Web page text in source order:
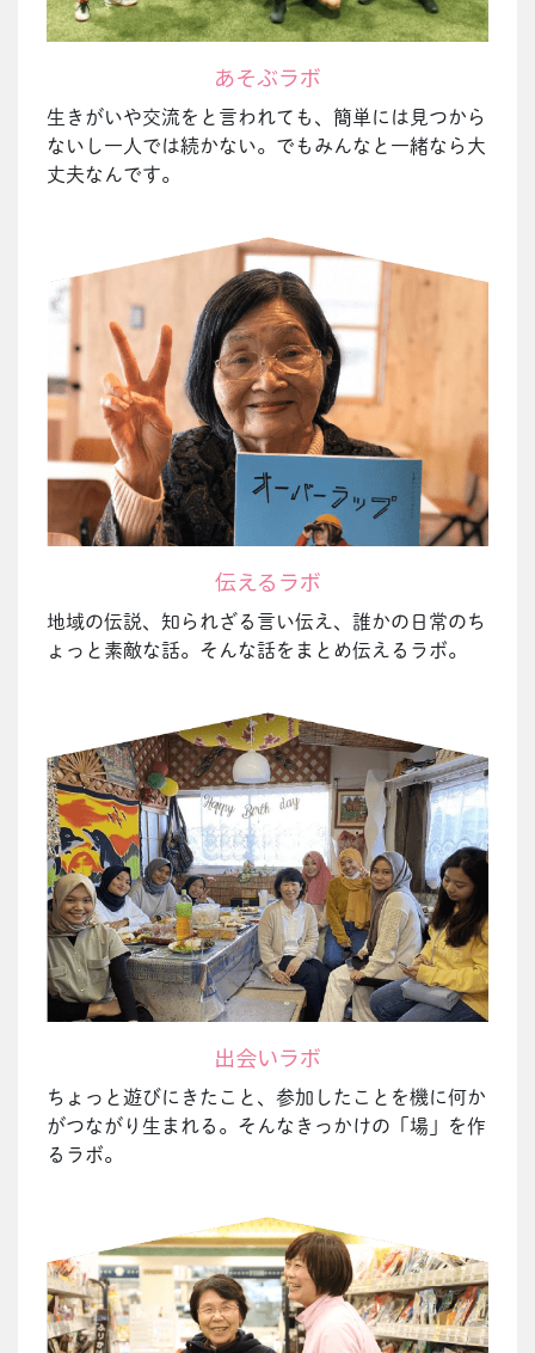
あそぶラボ
生きがいや交流をと言われても、簡単には見つから
ないし一人では続かない。でもみんなと一緒なら大
丈夫なんです。
伝えるラボ
地域の伝説、知られざる言い伝え、誰かの日常のち
ょっと素敵な話。そんな話をまとめ伝えるラボ。
出会いラボ
ちょっと遊びにきたこと、参加したことを機に何か
がつながり生まれる。そんなきっかけの「場」を作
るラボ。